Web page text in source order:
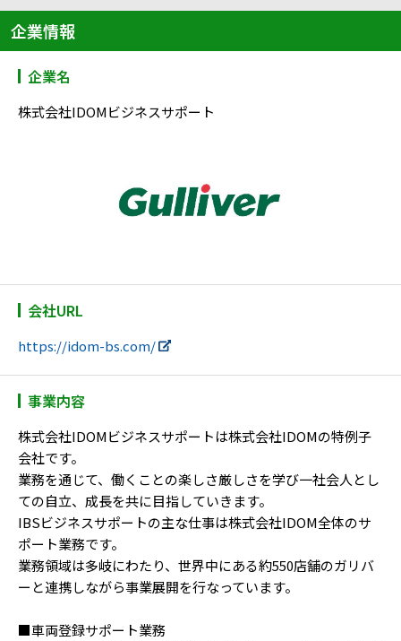
企業情報
企業名
株式会社IDOMビジネスサポート
会社URL
https://idom-bs.com/
事業内容
株式会社IDOMビジネスサポートは株式会社IDOMの特例子
会社です。
業務を通じて、働くことの楽しさ厳しさを学び一社会人とし
ての自立、成長を共に目指していきます。
IBSビジネスサポートの主な仕事は株式会社IDOM全体のサ
ポート業務です。
業務領域は多岐にわたり、世界中にある約550店舗のガリバ
ーと連携しながら事業展開を行なっています。
■車両登録サポート業務